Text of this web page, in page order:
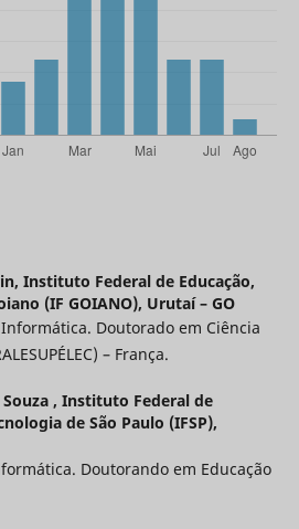
Instituto Federal de Educação,
(IF GOIANO), Urutaí – GO
Doutorado em Ciência
– França.
, Instituto Federal de
de São Paulo (IFSP),
Doutorando em Educação